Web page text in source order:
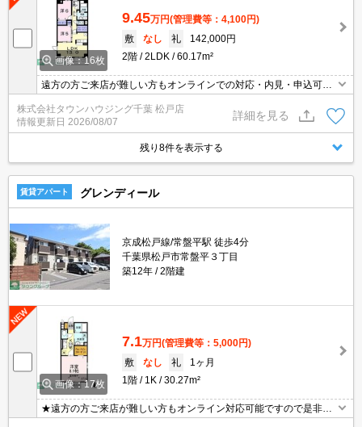
画像：16枚
9.45万円(管理費等：4,100円)
敷
なし 礼
142,000円
2階
2LDK 60.17m²
遠方の方ご来店が難しい方もオンラインでの対応・内見・申込可能
です。お部屋探しは、【タウンハウジング千葉 新松戸店】へお任
せください！
株式会社タウンハウジング千葉 松戸店
情報更新日 2026/08/07
詳細を見る
残り8件を表示する
賃貸アパート グレンディール
京成松戸線/常盤平駅 徒歩4分
千葉県松戸市常盤平３丁目
築12年
2階建
画像：17枚
7.1万円(管理費等：5,000円)
敷
なし 礼
1ヶ月
1階
1K 30.27m²
★遠方の方ご来店が難しい方もオンライン対応可能ですので是非一
度ご相談くださいませ！お部屋探しはタウンハウジングにお任せ下